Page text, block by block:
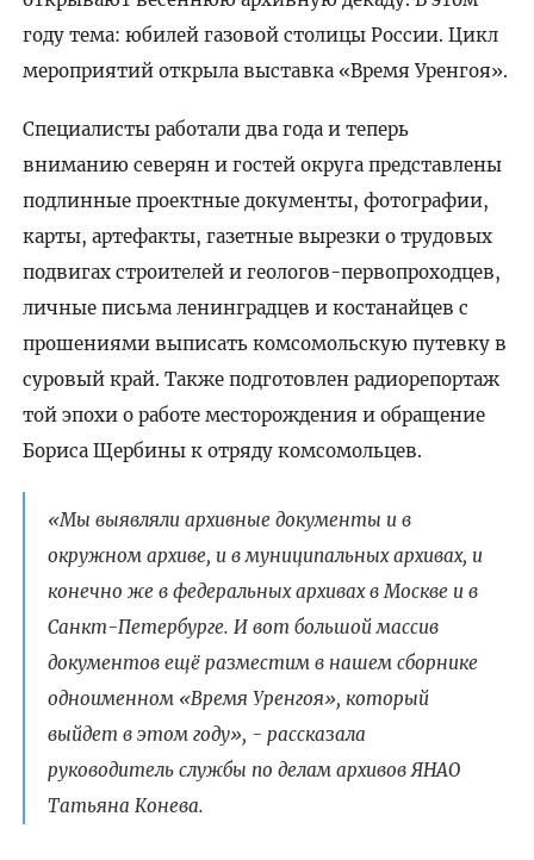
году тема: юбилей газовой столицы России. Цикл
мероприятий открыла выставка «Время Уренгоя».
Специалисты работали два года и теперь
вниманию северян и гостей округа представлены
подлинные проектные документы, фотографии,
карты, артефакты, газетные вырезки о трудовых
подвигах строителей и геологов-первопроходцев,
личные письма ленинградцев и костанайцев с
прошениями выписать комсомольскую путевку в
суровый край. Также подготовлен радиорепортаж
той эпохи о работе месторождения и обращение
Бориса Щербины к отряду комсомольцев.
«Мы выявляли архивные документы и в
окружном архиве, и в муниципальных архивах, и
конечно же в федеральных архивах в Москве и в
Санкт-Петербурге. И вот большой массив
документов ещё разместим в нашем сборнике
одноименном «Время Уренгоя», который
выйдет в этом году», - рассказала
руководитель службы по делам архивов ЯНАО
Татьяна Конева.